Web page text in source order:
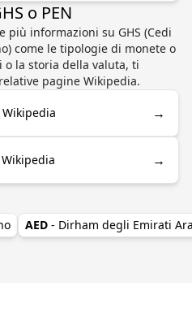
o PEN
più informazioni su GHS (Cedi
come le tipologie di monete o
la storia della valuta, ti
pagine Wikipedia.
Wikipedia →
→
AED - Dirham degli Emirati